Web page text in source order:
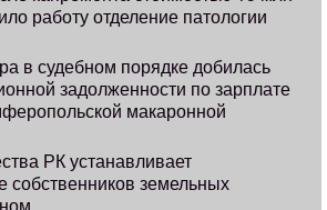
работу отделение патологии
в судебном порядке добилась
задолженности по зарплате
макаронной
РК устанавливает
собственников земельных